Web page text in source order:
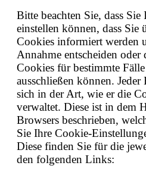
Bitte beachten Sie, dass
einstellen können, dass Sie
Cookies informiert werden
Annahme entscheiden
Cookies für bestimmte
ausschließen können.
sich in der Art, wie er die
verwaltet. Diese ist in dem
Browsers beschrieben,
Sie Ihre Cookie-
Diese finden Sie für die
den folgenden Links: